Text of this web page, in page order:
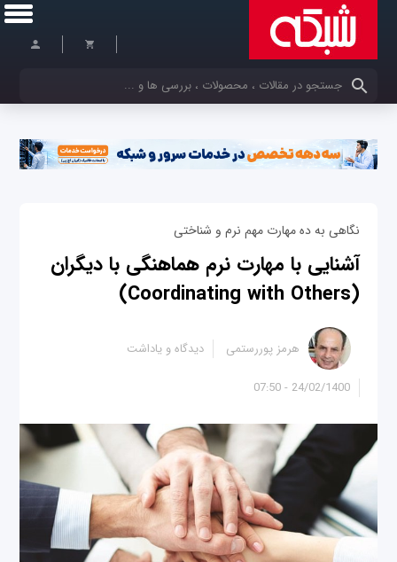
کلمات کلیدی خود را وارد کنید
نگاهی به ده مهارت مهم نرم و شناختی
آشنایی با مهارت نرم هماهنگی با دیگران
(Coordinating with Others)
24/02/1400 - 07:50
هرمز پوررستمی دیدگاه و یاداشت